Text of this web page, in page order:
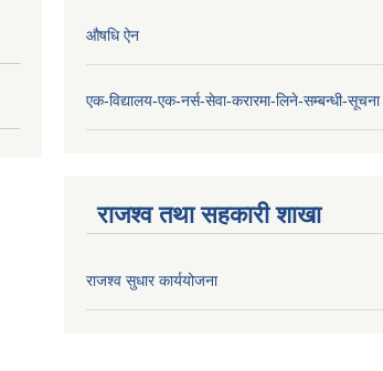
औषधि ऐन
एक-विद्यालय-एक-नर्स-सेवा-करारमा-लिने-सम्बन्धी-सूचना
राजश्व तथा सहकारी शाखा
राजश्व सुधार कार्ययोजना